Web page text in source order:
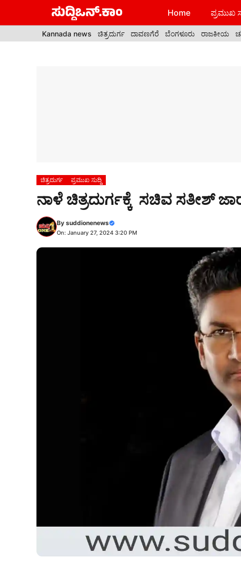
Home ಪ್ರಮುಖ
Kannada news ಚಿತ್ರದುರ್ಗ ದಾವಣಗೆರೆ ಬೆಂಗಳೂರು ರಾಜಕೀಯ
ಚಿತ್ರದುರ್ಗ ಪ್ರಮುಖ ಸುದ್ದಿ
ನಾಳೆ ಚಿತ್ರದುರ್ಗಕ್ಕೆ ಸಚಿವ ಸತೀಶ್
By suddionenews
On: January 27, 2024 3:20 PM